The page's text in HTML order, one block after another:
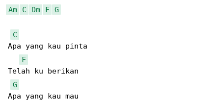
Am
C Dm F G
C
Apa yang kau pinta
F
Telah ku berikan
G
Apa yang kau mau